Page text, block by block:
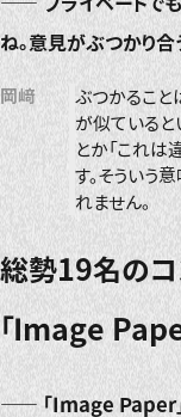
ね。意見がぶつかり合
岡﨑
ぶつかること
が似ていると
とか「これは
す。そういう
れません。
総勢19名のコ
「Image
―― 「Image Paper